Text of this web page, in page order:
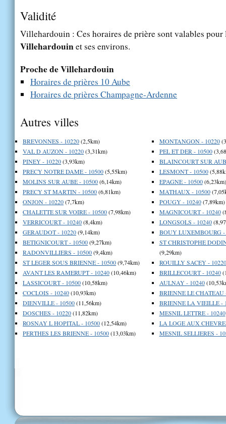
Validité
Villehardouin : Ces horaires de prière sont valables
Villehardouinet ses environs.
Proche de Villehardouin
Horaires de prières 10 Aube
Horaires de prières Champagne-Ardenne
Autres villes
BREVONNES - 10220(2,5km)
VAL D AUZON - 10220(3,31km)
PINEY - 10220(3,93km)
PRECY NOTRE DAME - 10500(5,55km)
MOLINS SUR AUBE - 10500(6,14km)
PRECY ST MARTIN - 10500(6,81km)
ONJON - 10220(7,7km)
CHALETTE SUR VOIRE - 10500(7,98km)
VERRICOURT - 10240(8,4km)
GERAUDOT - 10220(9,14km)
BETIGNICOURT - 10500(9,27km)
RADONVILLIERS - 10500(9,4km)
ST LEGER SOUS BRIENNE - 10500(9,74km)
AVANT LES RAMERUPT - 10240(10,46km)
LASSICOURT - 10500(10,58km)
COCLOIS - 10240(10,93km)
DIENVILLE - 10500(11,56km)
DOSCHES - 10220(11,82km)
ROSNAY L HOPITAL - 10500(12,54km)
PERTHES LES BRIENNE - 10500(13,03km)
MONTANGON - 10220
PEL ET DER - 10500
BLAINCOURT SUR
LESMONT - 10500
EPAGNE - 10500(6,23km)
MATHAUX - 10500
POUGY - 10240(7,89km)
MAGNICOURT - 10240
LONGSOLS - 10240
BOUY LUXEMBOURG -
ST CHRISTOPHE
(9,29km)
ROUILLY SACEY - 10220
BRILLECOURT - 10240
AULNAY - 10240
BRIENNE LE CHATEAU
BRIENNE LA VIEILLE -
MESNIL LETTRE - 10240
LA LOGE AUX
MESNIL SELLIERES -